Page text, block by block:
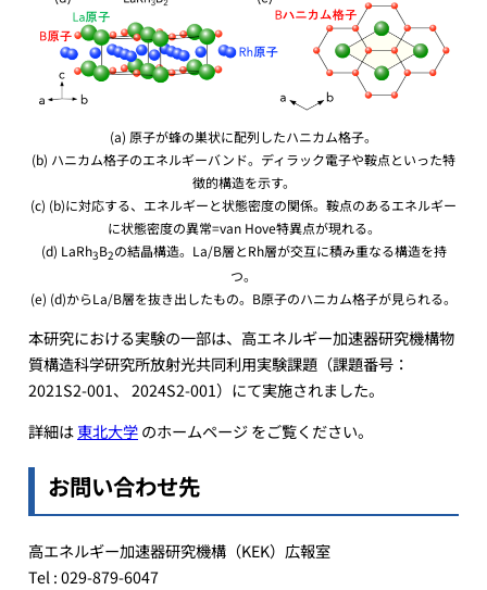
(a) 原子が蜂の巣状に配列したハニカム格子。
(b) ハニカム格子のエネルギーバンド。ディラック電子や鞍点といった特
徴的構造を示す。
(c) (b)に対応する、エネルギーと状態密度の関係。鞍点のあるエネルギー
に状態密度の異常=van Hove特異点が現れる。
(d) LaRh3B2の結晶構造。La/B層とRh層が交互に積み重なる構造を持
つ。
(e) (d)からLa/B層を抜き出したもの。B原子のハニカム格子が見られる。
本研究における実験の一部は、高エネルギー加速器研究機構物
質構造科学研究所放射光共同利用実験課題（課題番号：
2021S2-001、 2024S2-001）にて実施されました。
詳細は東北大学のホームページ をご覧ください。
お問い合わせ先
高エネルギー加速器研究機構（KEK）広報室
Tel : 029-879-6047